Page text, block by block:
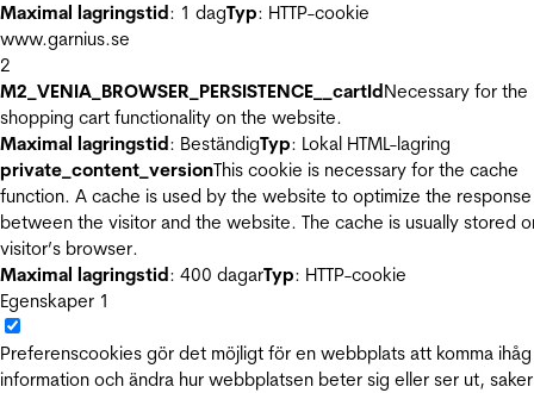
Maximal lagringstid: 1 dagTyp: HTTP-cookie
www.garnius.se
2
M2_VENIA_BROWSER_PERSISTENCE__cartIdNecessary for the
shopping cart functionality on the website.
Maximal lagringstid: BeständigTyp: Lokal HTML-lagring
private_content_versionThis cookie is necessary for the cache
function. A cache is used by the website to optimize the
between the visitor and the website. The cache is usually stored
visitor’s browser.
Maximal lagringstid: 400 dagarTyp: HTTP-cookie
Egenskaper 1
Preferenscookies gör det möjligt för en webbplats att komma ihåg
information och ändra hur webbplatsen beter sig eller ser ut,